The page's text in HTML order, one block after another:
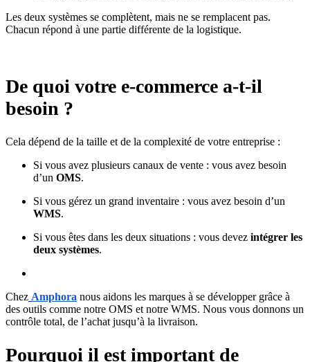
Les deux systèmes se complètent, mais ne se remplacent pas.
Chacun répond à une partie différente de la logistique.
De quoi votre e-commerce a-t-il
besoin ?
Cela dépend de la taille et de la complexité de votre entreprise :
Si vous avez plusieurs canaux de vente : vous avez besoin
d’un OMS.
Si vous gérez un grand inventaire : vous avez besoin d’un
WMS.
Si vous êtes dans les deux situations : vous devez intégrer les
deux systèmes.
Chez Amphora nous aidons les marques à se développer grâce à
des outils comme notre OMS et notre WMS. Nous vous donnons un
contrôle total, de l’achat jusqu’à la livraison.
Pourquoi il est important de